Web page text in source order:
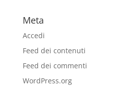
Meta
Accedi
Feed dei contenuti
Feed dei commenti
WordPress.org